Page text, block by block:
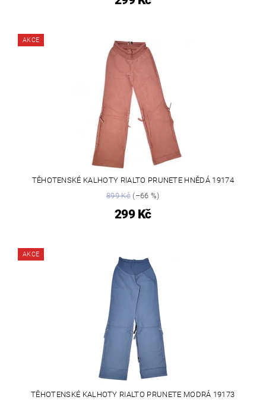
AKCE
TĚHOTENSKÉ KALHOTY RIALTO PRUNETE HNĚDÁ 19174
899 Kč(–66 %)
299 Kč
AKCE
TĚHOTENSKÉ KALHOTY RIALTO PRUNETE MODRÁ 19173